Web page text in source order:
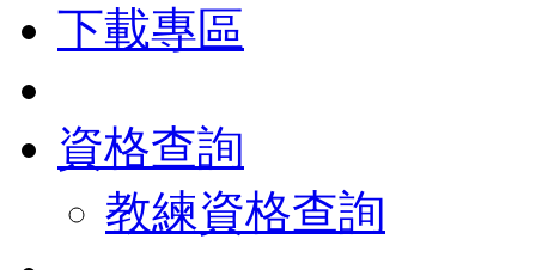
下載專區
資格查詢
教練資格查詢